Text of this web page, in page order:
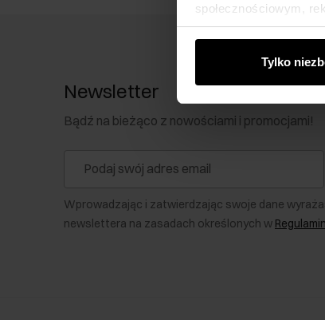
społecznościowym,
od Ciebie lub
Tylko
Newsletter
Bądź na bieżąco z nowościami i promocjami!
Wprowadzając i zatwierdzając swoje dane
newslettera na zasadach określonych w